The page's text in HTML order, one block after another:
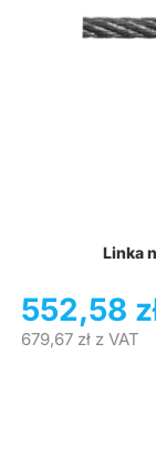
Linka
552,58
679,67 złz VAT